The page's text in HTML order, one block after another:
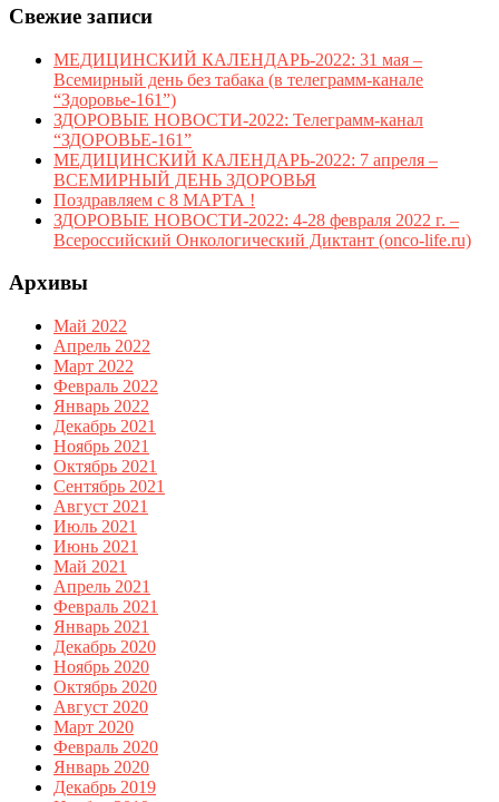
Свежие записи
МЕДИЦИНСКИЙ КАЛЕНДАРЬ-2022: 31 мая –
Всемирный день без табака (в телеграмм-канале
“Здоровье-161”)
ЗДОРОВЫЕ НОВОСТИ-2022: Телеграмм-канал
“ЗДОРОВЬЕ-161”
МЕДИЦИНСКИЙ КАЛЕНДАРЬ-2022: 7 апреля –
ВСЕМИРНЫЙ ДЕНЬ ЗДОРОВЬЯ
Поздравляем с 8 МАРТА !
ЗДОРОВЫЕ НОВОСТИ-2022: 4-28 февраля 2022 г. –
Всероссийский Онкологический Диктант (onco-life.ru)
Архивы
Май 2022
Апрель 2022
Март 2022
Февраль 2022
Январь 2022
Декабрь 2021
Ноябрь 2021
Октябрь 2021
Сентябрь 2021
Август 2021
Июль 2021
Июнь 2021
Май 2021
Апрель 2021
Февраль 2021
Январь 2021
Декабрь 2020
Ноябрь 2020
Октябрь 2020
Август 2020
Март 2020
Февраль 2020
Январь 2020
Декабрь 2019